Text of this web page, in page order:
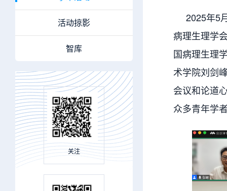
活动掠影
智库
关注
2025年5
病理生理学
国病理生理
术学院刘剑
会议和论道
众多青年学